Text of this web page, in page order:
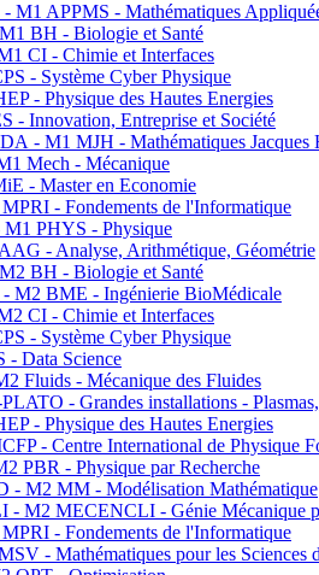
M1 APPMS - Mathématiques
BH - Biologie et Santé
CI - Chimie et Interfaces
- Système Cyber Physique
- Physique des Hautes Energies
- Innovation, Entreprise et Société
- M1 MJH - Mathématiques Jacques
Mech - Mécanique
- Master en Economie
- Fondements de l'Informatique
PHYS - Physique
- Analyse, Arithmétique, Géométrie
BH - Biologie et Santé
M2 BME - Ingénierie BioMédicale
CI - Chimie et Interfaces
- Système Cyber Physique
Data Science
Fluids - Mécanique des Fluides
- Grandes installations -
- Physique des Hautes Energies
- Centre International de Physique
PBR - Physique par Recherche
- M2 MM - Modélisation Mathématique
M2 MECENCLI - Génie Mécanique
- Fondements de l'Informatique
- Mathématiques pour les Sciences